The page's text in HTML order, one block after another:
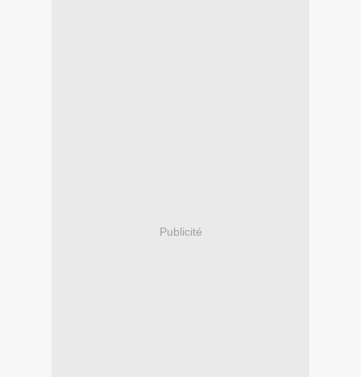
Publicité